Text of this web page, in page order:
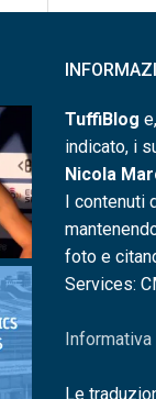
TuffiBlog
indicato, i
Nicola
I contenuti
foto e
Services:
Le